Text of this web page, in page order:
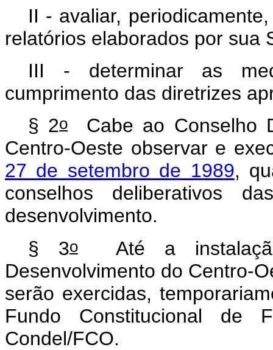
II - avaliar,
relatórios elaborados por sua
III - determinar as
cumprimento das diretrizes
§ 2oCabe ao Conselho
Centro-Oeste observar e
27 de setembro de 1989,
conselhos deliberativos
desenvolvimento.
§ 3oAté a instalação
Desenvolvimento do Centro-
serão exercidas,
Fundo Constitucional de
Condel/FCO.